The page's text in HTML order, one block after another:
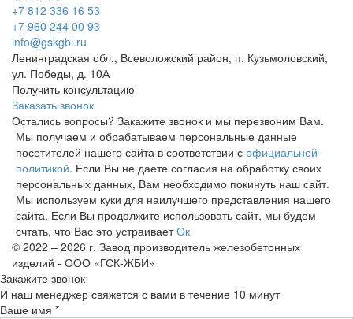
+7 812 336 16 53
+7 960 244 00 93
info@gskgbi.ru
Ленинградская обл., Всеволожский район, п. Кузьмоловский,
ул. Победы, д. 10А
Получить консультацию
Заказать звонок
Остались вопросы? Закажите звонок и мы перезвоним Вам.
Мы получаем и обрабатываем персональные данные
посетителей нашего сайта в соответствии с официальной
политикой. Если Вы не даете согласия на обработку своих
персональных данных, Вам необходимо покинуть наш сайт.
Мы используем куки для наилучшего представления нашего
сайта. Если Вы продолжите использовать сайт, мы будем
счтать, что Вас это устраиваетОк
© 2022 – 2026 г. Завод производитель железобетонных
изделий - ООО «ГСК-ЖБИ»
Закажите звонок
И наш менеджер свяжется с вами в течение 10 минут
Ваше имя *